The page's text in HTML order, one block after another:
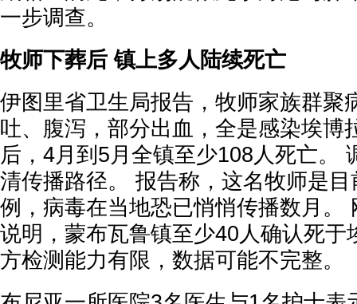
一步调查。
牧师下葬后 镇上多人陆续死亡
伊图里省卫生局报告，牧师家族群聚
吐、腹泻，部分出血，全是感染埃博
后，4月到5月全镇至少108人死亡。
清传播路径。 报告称，这名牧师是
例，病毒在当地恐已悄悄传播数月。
说明，蒙布瓦鲁镇至少40人确认死于
方检测能力有限，数据可能不完整。